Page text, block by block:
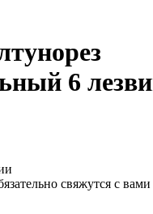
6
свяжутся с вами